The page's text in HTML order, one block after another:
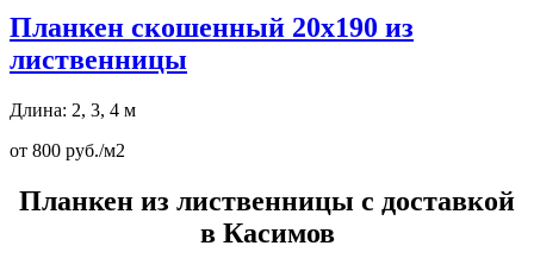
Планкен скошенный 20х190 из
лиственницы
Длина: 2, 3, 4 м
от 800 руб./м2
Планкен из лиственницы с доставкой
в Касимов